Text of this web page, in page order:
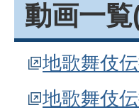
動画一
地歌舞伎
地歌舞伎